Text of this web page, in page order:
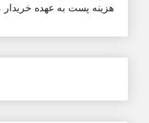
هزينه پست به عهده خريدار